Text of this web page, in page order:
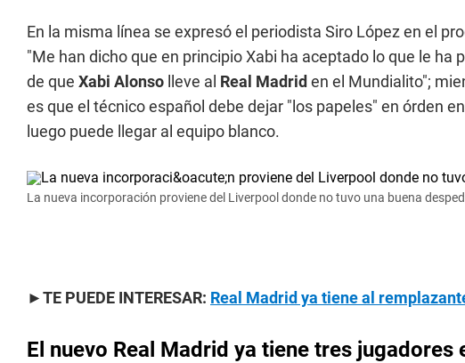
En la misma línea se expresó el periodista Siro López en el
"Me han dicho que en principio Xabi ha aceptado lo que le ha
de que Xabi Alonso lleve al Real Madrid en el Mundialito";
es que el técnico español debe dejar "los papeles" en órden
luego puede llegar al equipo blanco.
La nueva incorporación proviene del Liverpool donde no tuvo una buena
►TE PUEDE INTERESAR: Real Madrid ya tiene al
El nuevo Real Madrid ya tiene tres jugadores